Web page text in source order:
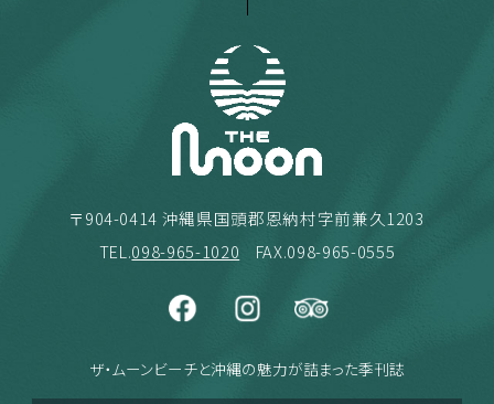
〒904-0414 沖縄県国頭郡恩納村字前兼久1203
TEL.098-965-1020 FAX.098-965-0555
ザ・ムーンビーチと沖縄の魅力が詰まった季刊誌